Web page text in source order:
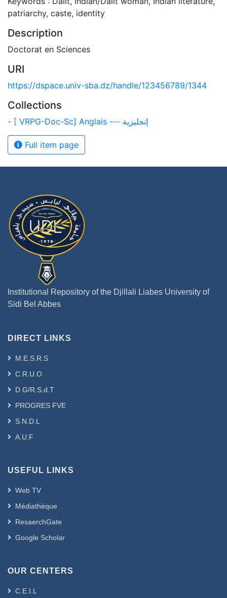
patriarchy, caste, identity
Description
Doctorat en Sciences
URI
https://dspace.univ-sba.dz/handle/123456789/1344
Collections
- [ VRPG-Doc-Sc] Anglais --- إنجليزية
Full item page
Institutional Repository of the Djillali Liabes University of
Sidi Bel Abbes
DIRECT LINKS
M.E.S.R.S
C.R.U.O
D.G/R.S.d.T
PROGRES FVE
S.N.D.L
A.U.F
USEFUL LINKS
Web TV
Médiathèque
ResaerchGate
Google Scholar
OUR CENTERS
C.E.I.L